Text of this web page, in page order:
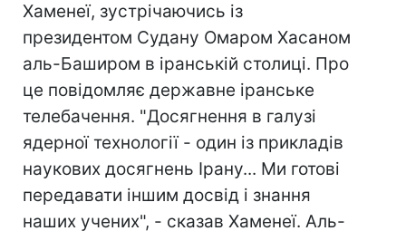
Хаменеї, зустрічаючись із
президентом Судану Омаром Хасаном
аль-Баширом в іранській столиці. Про
це повідомляє державне іранське
телебачення. "Досягнення в галузі
ядерної технології - один із прикладів
наукових досягнень Ірану... Ми готові
передавати іншим досвід і знання
наших учених", - сказав Хаменеї. Аль-